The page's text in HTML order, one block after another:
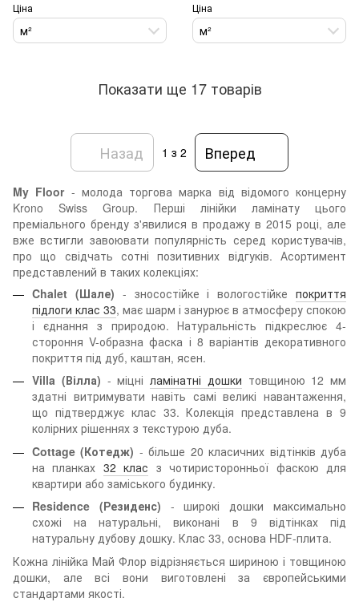
Ціна
м²
Ціна
м²
Показати ще 17 товарів
Назад 1 з 2 Вперед
My Floor- молода торгова марка від відомого концерну
Krono Swiss Group. Перші лінійки ламінату цього
преміального бренду з'явилися в продажу в 2015 році, але
вже встигли завоювати популярність серед користувачів,
про що свідчать сотні позитивних відгуків. Асортимент
представлений в таких колекціях:
Chalet (Шале) - зносостійке і вологостійкепокриття
підлоги клас 33, має шарм і занурює в атмосферу спокою
і єднання з природою. Натуральність підкреслює 4-
стороння V-образна фаска і 8 варіантів декоративного
покриття під дуб, каштан, ясен.
Villa (Вілла) - міцні ламінатні дошки товщиною 12 мм
здатні витримувати навіть самі великі навантаження,
що підтверджує клас 33. Колекція представлена ​​в 9
колірних рішеннях з текстурою дуба.
Cottage (Котедж) - більше 20 класичних відтінків дуба
на планках 32 клас з чотиристоронньої фаскою для
квартири або заміського будинку.
Residence (Резиденс) - широкі дошки максимально
схожі на натуральні, виконані в 9 відтінках під
натуральну дубову дошку. Клас 33, основа HDF-плита.
Кожна лінійка Май Флор відрізняється шириною і товщиною
дошки, але всі вони виготовлені за європейськими
стандартами якості.